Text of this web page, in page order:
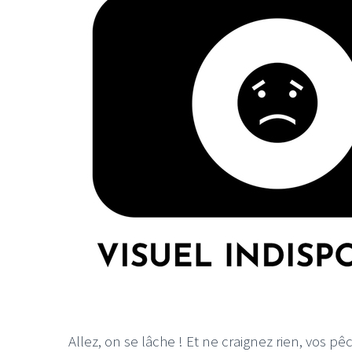
Allez, on se lâche ! Et ne craignez rien, vos